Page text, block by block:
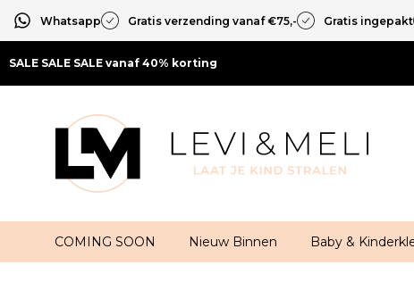
Whatsapp Gratis verzending vanaf €75,- Gratis ingepakt
SALE SALE SALE vanaf 40% korting
COMING SOON Nieuw Binnen Baby &